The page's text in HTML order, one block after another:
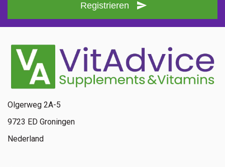
Registrieren
Olgerweg 2A-5
9723 ED Groningen
Nederland